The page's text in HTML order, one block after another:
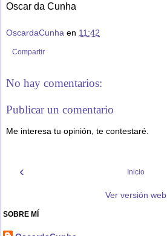
Oscar da Cunha
OscardaCunha en 11:42
Compartir
No hay comentarios:
Publicar un comentario
Me interesa tu opinión, te contestaré.
‹ Inicio
Ver versión web
SOBRE MÍ